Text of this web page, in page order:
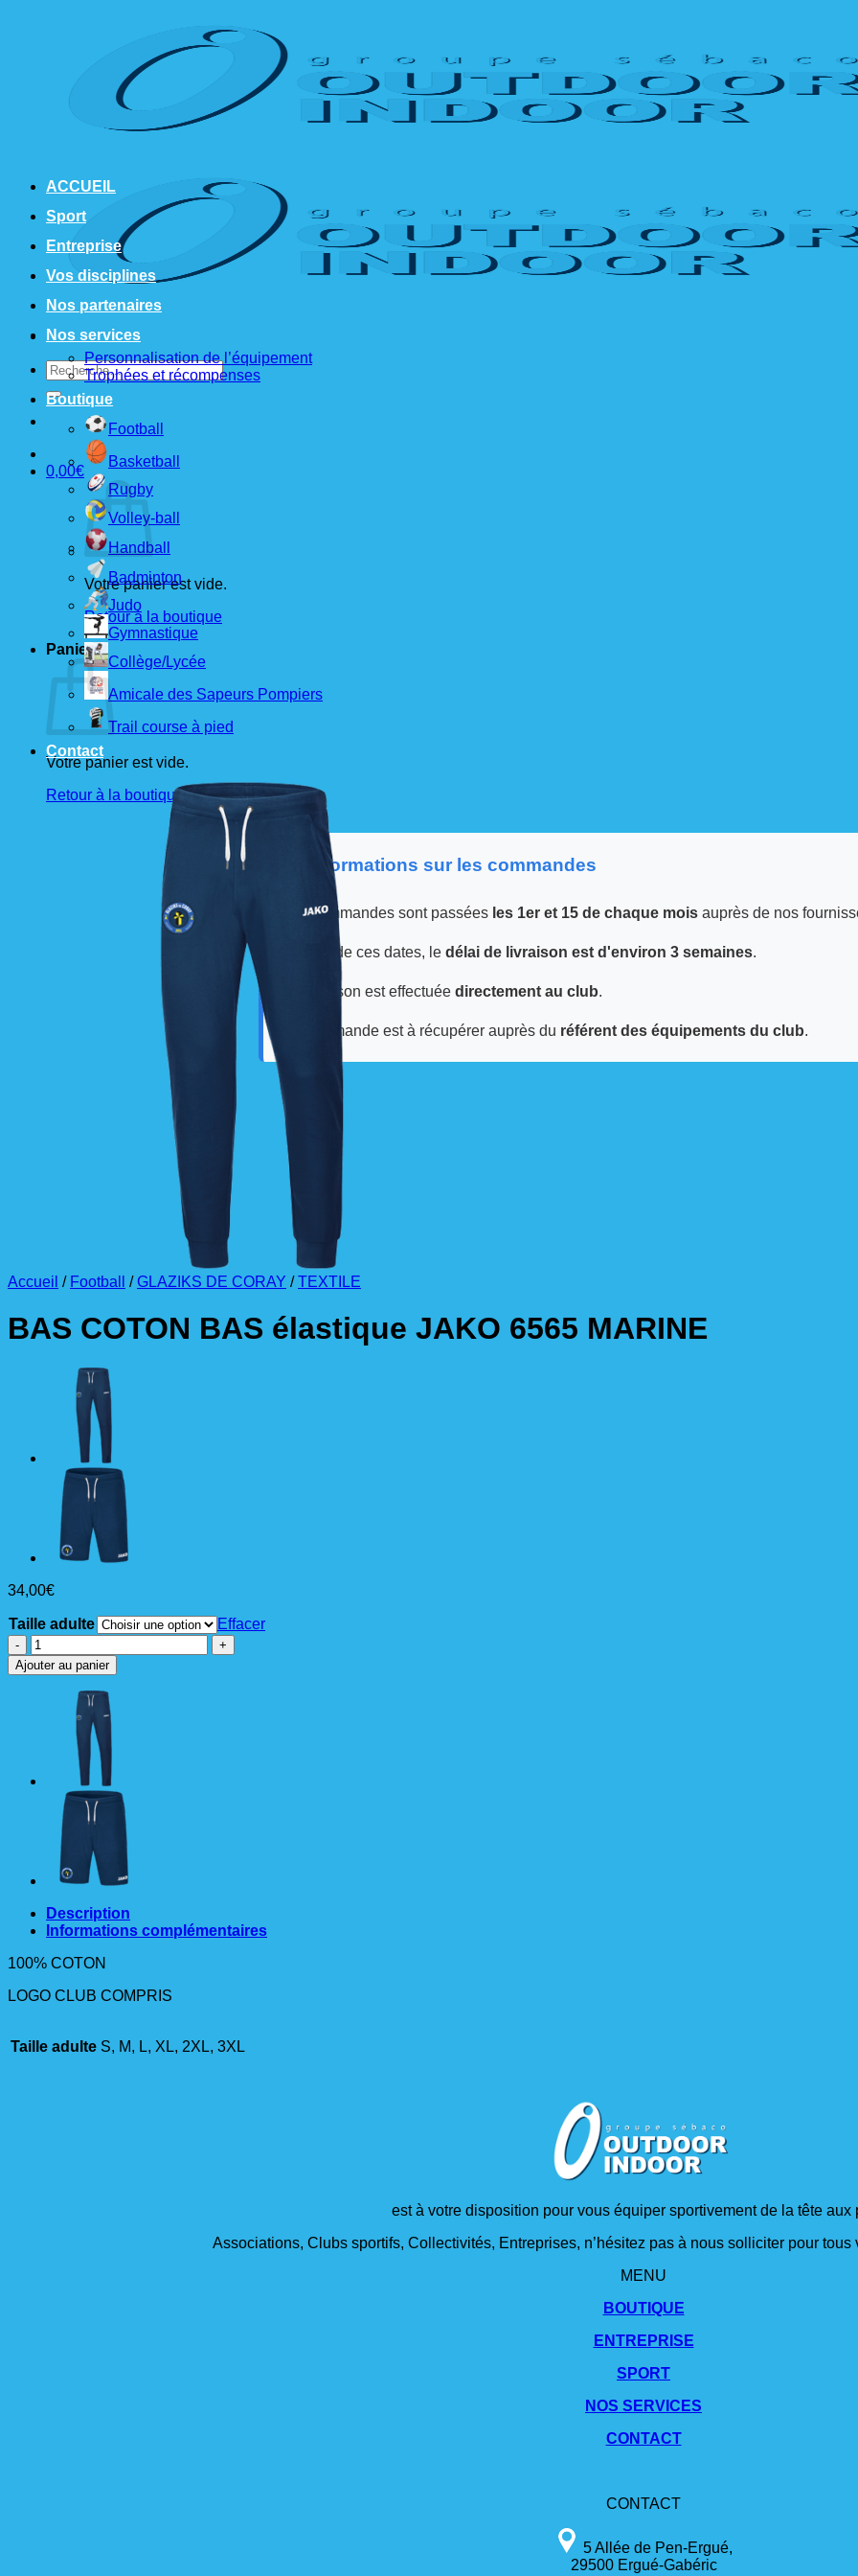
Recherche
pour :
0,00€
Votre panier est vide.
Retour à la boutique
Panier
Votre panier est vide.
Retour à la boutique
📦 Informations sur les commandes
Les commandes sont passées les 1er et 15 de chaque moisauprès de nos
À partir de ces dates, le délai de livraison est d'environ 3 semaines.
La livraison est effectuée directement au club.
La commande est à récupérer auprès du référent des équipements du club.
ACCUEIL
Sport
Entreprise
Vos disciplines
Nos partenaires
Nos services
Personnalisation de l’équipement
Trophées et récompenses
Boutique
Football
Basketball
Rugby
Volley-ball
Handball
Badminton
Judo
Gymnastique
Collège/Lycée
Amicale des Sapeurs Pompiers
Trail course à pied
Contact
Accueil / Football / GLAZIKS DE CORAY / TEXTILE
BAS COTON BAS élastique JAKO 6565 MARINE
34,00€
Taille adulte
Effacer
quantité
de
BAS
COTON
élastique
MARINE
Ajouter au panier
Description
Informations complémentaires
100% COTON
LOGO CLUB COMPRIS
Taille adulte S, M, L, XL, 2XL, 3XL
est à votre disposition pour vous équiper sportivement de la tête aux
Associations, Clubs sportifs, Collectivités, Entreprises, n’hésitez pas à nous solliciter pour
MENU
BOUTIQUE
ENTREPRISE
SPORT
NOS SERVICES
CONTACT
CONTACT
5 Allée de Pen-Ergué,
29500 Ergué-Gabéric